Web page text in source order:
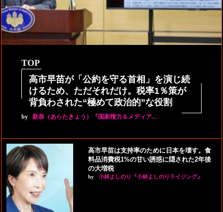
TOP
高市早苗が「公約を守る首相」を演じ続
けるため、ただそれだけ。税率1％策が
背負わされた“極めて政治的”な役割
by 新恭（あらたきょう）『国家権力＆メディア…
高市早苗は支持率のために日本を壊す。食
料品消費税1%の甘い誘惑に隠された2年後
の大増税
by 小林よしのり『小林よしのりライジング』